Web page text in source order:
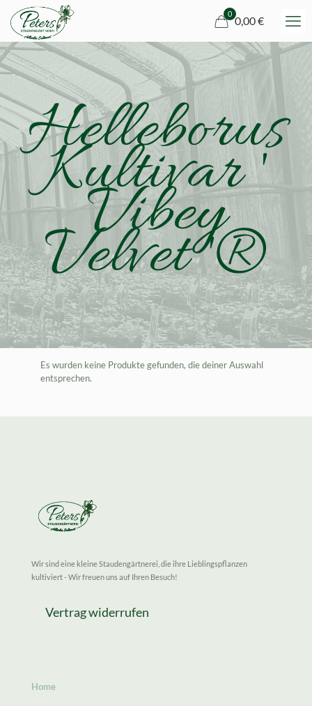
0
0,00 €
Helleborus
Kultivar '
Vibey
Velvet '®
Es wurden keine Produkte gefunden, die deiner Auswahl
entsprechen.
Wir sind eine kleine Staudengärtnerei, die ihre Lieblingspflanzen
kultiviert - Wir freuen uns auf Ihren Besuch!
Vertrag widerrufen
Home